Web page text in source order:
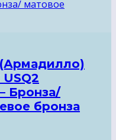
Бронза/
бронза